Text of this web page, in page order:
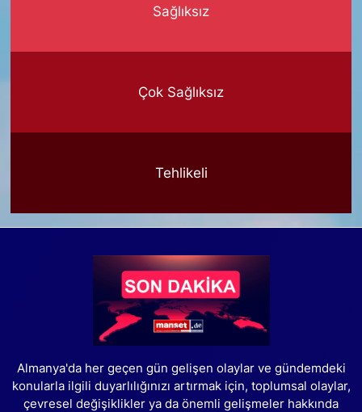
Sağlıksız
Çok Sağlıksız
Tehlikeli
Almanya'da her geçen gün gelişen olaylar ve gündemdeki
konularla ilgili duyarlılığınızı artırmak için, toplumsal olaylar,
çevresel değişiklikler ya da önemli gelişmeler hakkında